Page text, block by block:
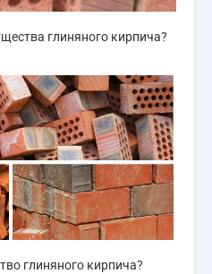
глиняного кирпича?
глиняного кирпича?